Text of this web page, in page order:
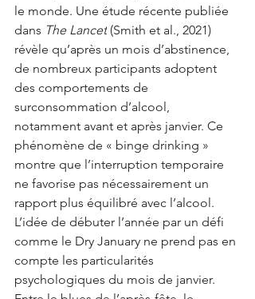
le monde. Une étude récente publiée
dans The Lancet (Smith et al., 2021)
révèle qu’après un mois d’abstinence,
de nombreux participants adoptent
des comportements de
surconsommation d’alcool,
notamment avant et après janvier. Ce
phénomène de « binge drinking »
montre que l’interruption temporaire
ne favorise pas nécessairement un
rapport plus équilibré avec l’alcool.
L’idée de débuter l’année par un défi
comme le Dry January ne prend pas en
compte les particularités
psychologiques du mois de janvier.